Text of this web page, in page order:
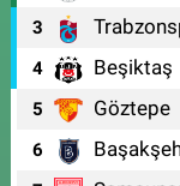
3
4 Beşiktaş
5 Göztepe
6